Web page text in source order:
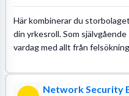
Här kombinerar du
din yrkesroll. Som
vardag med allt från
Network Security